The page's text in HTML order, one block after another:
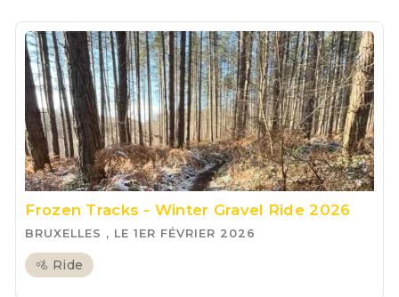
Frozen Tracks - Winter Gravel Ride 2026
BRUXELLES , LE 1ER FÉVRIER 2026
🚵 Ride